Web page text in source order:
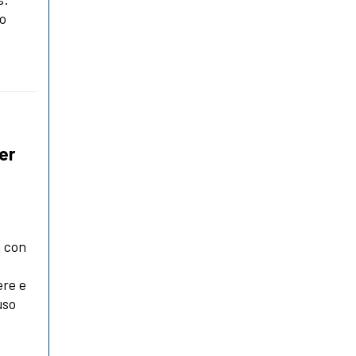
con
e